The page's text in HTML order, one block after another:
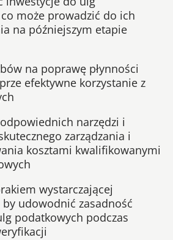
może prowadzić do ich
na późniejszym etapie
na poprawę płynności
efektywne korzystanie z
narzędzi i
zarządzania i
kosztami kwalifikowanymi
wystarczającej
udowodnić zasadność
podatkowych podczas